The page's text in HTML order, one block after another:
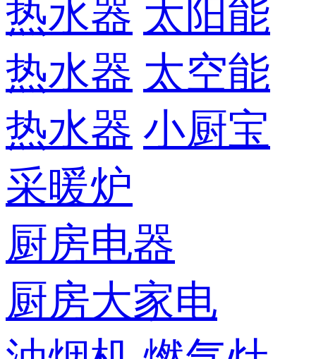
热水器 太阳能
热水器 太空能
热水器 小厨宝
采暖炉
厨房电器
厨房大家电